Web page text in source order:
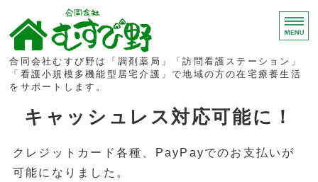
合同会社む
合同会社むすび野は「調剤薬局」「訪問看護ステーション」
「看護小規模多機能型居宅介護」で地域の方の在宅療養生活
をサポートします。
ホーム
訪問看護ステーション
キャッシュレス対応可能に！
クレジットカード各種、PayPayでのお支払いが
可能になりました。